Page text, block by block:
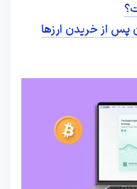
پس از خریدن ارزها